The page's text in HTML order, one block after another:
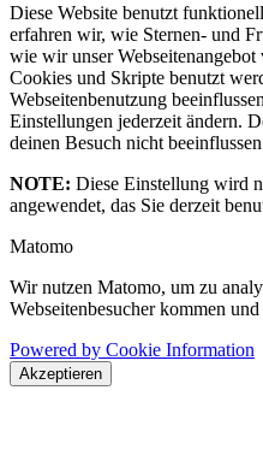
Diese Website benutzt
erfahren wir, wie Sternen- und
wie wir unser Webseitenangebot
Cookies und Skripte benutzt
Webseitenbenutzung
Einstellungen jederzeit ändern.
deinen Besuch nicht
NOTE: Diese Einstellung wird
angewendet, das Sie derzeit
Matomo
Wir nutzen Matomo, um zu
Webseitenbesucher kommen
Powered by Cookie Information
Akzeptieren